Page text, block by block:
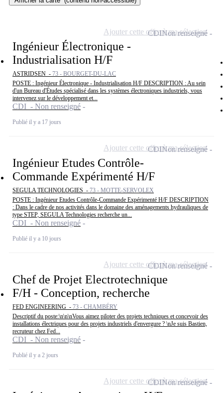
Ingénieur Électronique -
Industrialisation H/F
ASTRIDSEN - 73 - BOURGET-DU-LAC
POSTE : Ingénieur Électronique - Industrialisation H/F DESCRIPTION : Au sein
d'un Bureau d'Études spécialisé dans les systèmes électroniques industriels, vous
intervenez sur le développement et...
CDI - Non renseigné
Publié il y a 17 jours
CDINon renseigné
Ajouter cette offre à ma sélection
Ingénieur Etudes Contrôle-
Commande Expérimenté H/F
SEGULA TECHNOLOGIES - 73 - MOTTE-SERVOLEX
POSTE : Ingénieur Etudes Contrôle-Commande Expérimenté H/F DESCRIPTION
: Dans le cadre de nos activités dans le domaine des aménagements hydrauliques de
type STEP, SEGULA Technologies recherche un...
CDI - Non renseigné
Publié il y a 10 jours
CDINon renseigné
Ajouter cette offre à ma sélection
Chef de Projet Electrotechnique
F/H - Conception, recherche
FED ENGINEERING - 73 - CHAMBÉRY
Descriptif du poste:\n\n\nVous aimez piloter des projets techniques et concevoir des
installations électriques pour des projets industriels d'envergure ? \nJe suis Bastien,
recruteur chez Fed...
CDI - Non renseigné
Publié il y a 2 jours
CDINon renseigné
Ajouter cette offre à ma sélection
CDINon renseigné
Ajouter cette offre à ma sélection